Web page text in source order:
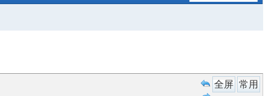
全屏 常用